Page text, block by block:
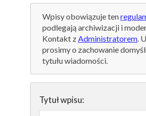
Wpisy obowiązuje ten
podlegają archiwizacji i
Kontakt zAdministratorem.
prosimy o zachowanie
tytułu wiadomości.
Tytuł wpisu: